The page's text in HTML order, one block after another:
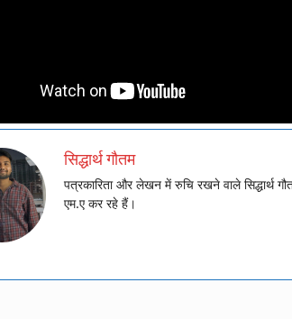
सिद्धार्थ गौतम
पत्रकारिता और लेखन में रुचि रखने वाले सिद्धार्थ
एम.ए कर रहे हैं।